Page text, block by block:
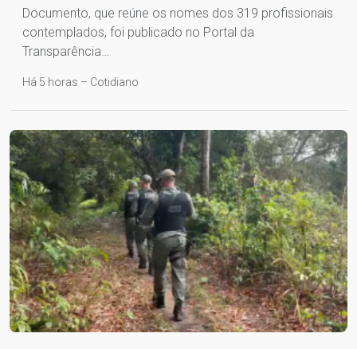
Documento, que reúne os nomes dos 319 profissionais
contemplados, foi publicado no Portal da
Transparência…
Há 5 horas – Cotidiano